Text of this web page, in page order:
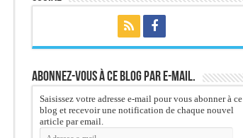
Abonnez-vous à ce blog par e-mail.
Saisissez votre adresse e-mail pour vous abonner à ce
blog et recevoir une notification de chaque nouvel
article par email.
Adresse